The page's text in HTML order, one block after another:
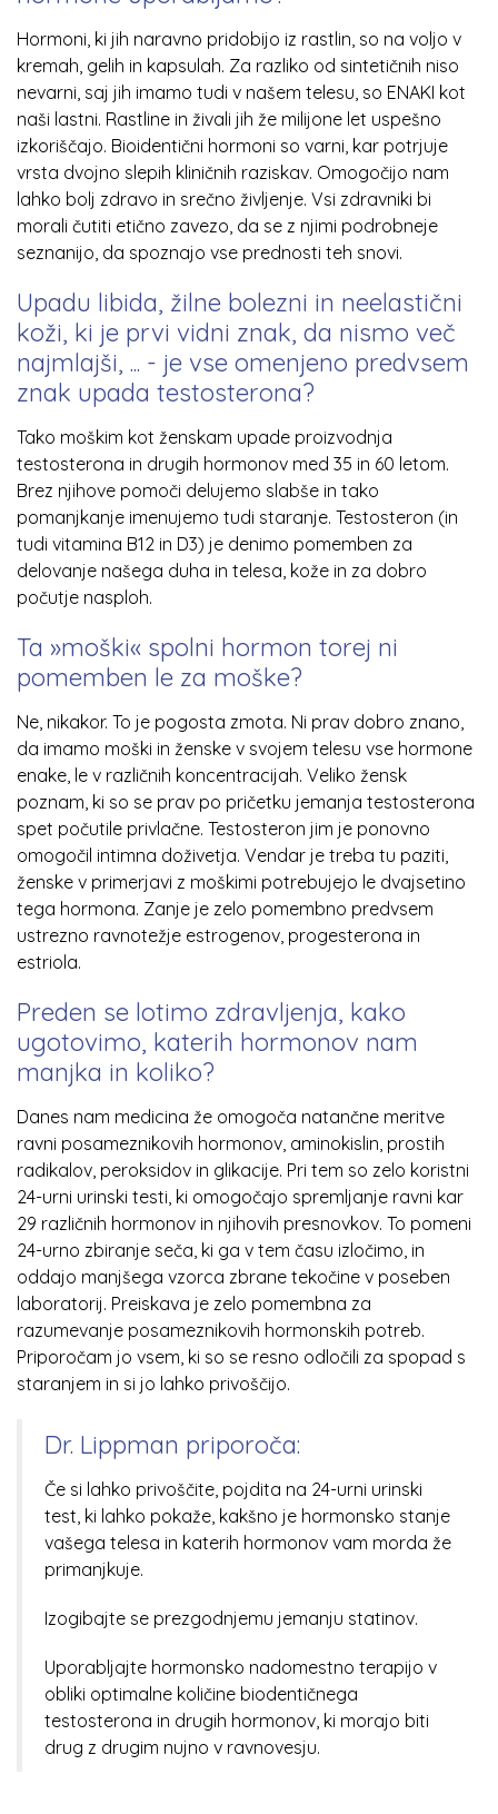
Hormoni, ki jih naravno pridobijo iz rastlin, so na voljo v
kremah, gelih in kapsulah. Za razliko od sintetičnih niso
nevarni, saj jih imamo tudi v našem telesu, so ENAKI kot
naši lastni. Rastline in živali jih že milijone let uspešno
izkoriščajo. Bioidentični hormoni so varni, kar potrjuje
vrsta dvojno slepih kliničnih raziskav. Omogočijo nam
lahko bolj zdravo in srečno življenje. Vsi zdravniki bi
morali čutiti etično zavezo, da se z njimi podrobneje
seznanijo, da spoznajo vse prednosti teh snovi.
Upadu libida, žilne bolezni in neelastični
koži, ki je prvi vidni znak, da nismo več
najmlajši, ... - je vse omenjeno predvsem
znak upada testosterona?
Tako moškim kot ženskam upade proizvodnja
testosterona in drugih hormonov med 35 in 60 letom.
Brez njihove pomoči delujemo slabše in tako
pomanjkanje imenujemo tudi staranje. Testosteron (in
tudi vitamina B12 in D3) je denimo pomemben za
delovanje našega duha in telesa, kože in za dobro
počutje nasploh.
Ta »moški« spolni hormon torej ni
pomemben le za moške?
Ne, nikakor. To je pogosta zmota. Ni prav dobro znano,
da imamo moški in ženske v svojem telesu vse hormone
enake, le v različnih koncentracijah. Veliko žensk
poznam, ki so se prav po pričetku jemanja testosterona
spet počutile privlačne. Testosteron jim je ponovno
omogočil intimna doživetja. Vendar je treba tu paziti,
ženske v primerjavi z moškimi potrebujejo le dvajsetino
tega hormona. Zanje je zelo pomembno predvsem
ustrezno ravnotežje estrogenov, progesterona in
estriola.
Preden se lotimo zdravljenja, kako
ugotovimo, katerih hormonov nam
manjka in koliko?
Danes nam medicina že omogoča natančne meritve
ravni posameznikovih hormonov, aminokislin, prostih
radikalov, peroksidov in glikacije. Pri tem so zelo koristni
24-urni urinski testi, ki omogočajo spremljanje ravni kar
29 različnih hormonov in njihovih presnovkov. To pomeni
24-urno zbiranje seča, ki ga v tem času izločimo, in
oddajo manjšega vzorca zbrane tekočine v poseben
laboratorij. Preiskava je zelo pomembna za
razumevanje posameznikovih hormonskih potreb.
Priporočam jo vsem, ki so se resno odločili za spopad s
staranjem in si jo lahko privoščijo.
Dr. Lippman priporoča:​
Če si lahko privoščite, pojdita na 24-urni urinski
test, ki lahko pokaže, kakšno je hormonsko stanje
vašega telesa in katerih hormonov vam morda že
primanjkuje.
Izogibajte se prezgodnjemu jemanju statinov.
Uporabljajte hormonsko nadomestno terapijo v
obliki optimalne količine biodentičnega
testosterona in drugih hormonov, ki morajo biti
drug z drugim nujno v ravnovesju.